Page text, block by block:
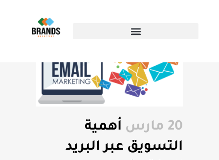
20 مارس
أهمية
التسويق عبر البريد